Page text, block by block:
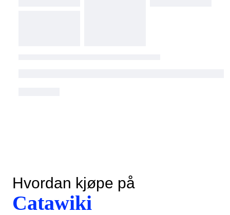
Hvordan kjøpe på
Catawiki